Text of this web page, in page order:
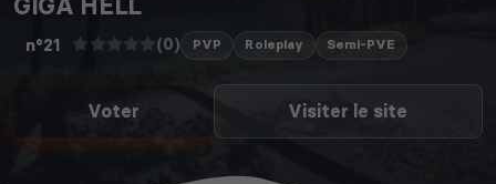
n°21 (0) PVP Roleplay Semi-PVE
Voter Visiter le site